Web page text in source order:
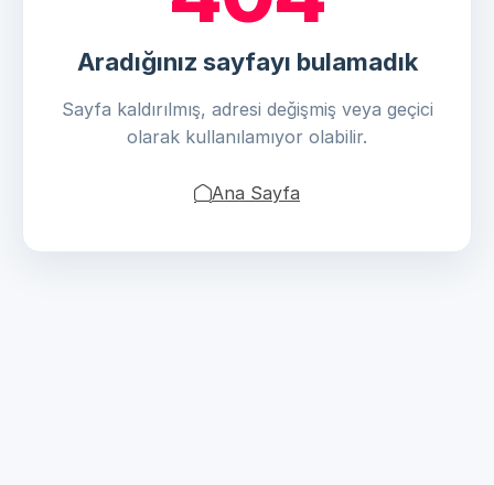
Aradığınız sayfayı bulamadık
Sayfa kaldırılmış, adresi değişmiş veya geçici
olarak kullanılamıyor olabilir.
Ana Sayfa